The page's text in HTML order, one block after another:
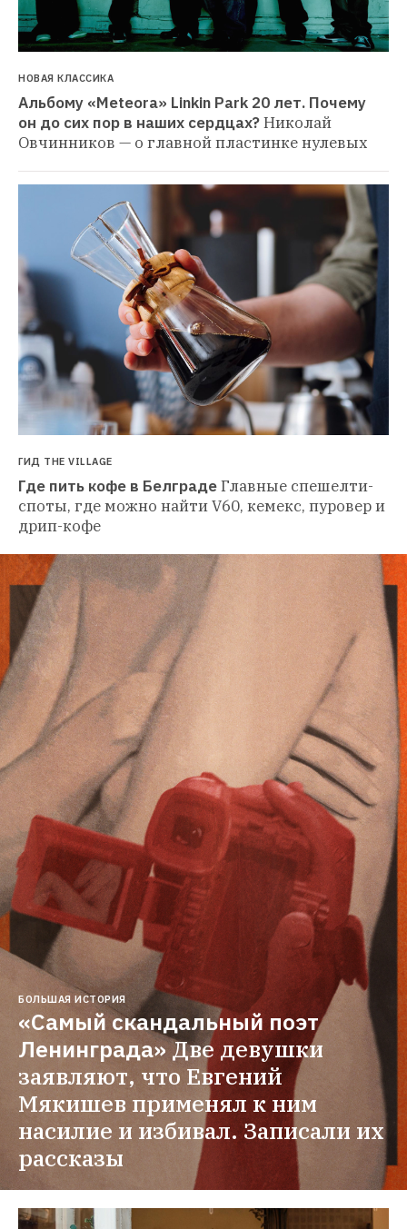
НОВАЯ КЛАССИКА
Альбому «Meteora» Linkin Park 20 лет. Почему
он до сих пор в наших сердцах?Николай
Овчинников — о главной пластинке нулевых
ГИД THE VILLAGE
Где пить кофе в БелградеГлавные спешелти-
споты, где можно найти V60, кемекс, пуровер и
дрип-кофе
БОЛЬШАЯ ИСТОРИЯ
«Самый скандальный поэт
Ленинграда»Две девушки
заявляют, что Евгений
Мякишев применял к ним
насилие и избивал. Записали их
рассказы